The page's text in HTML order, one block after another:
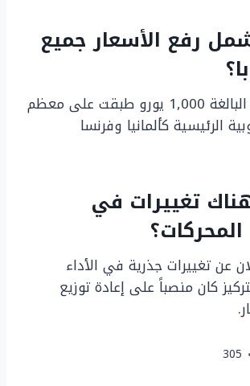
رفع الأسعار جميع
ج: نعم، الزيادة البالغة 1,000 يورو طبقت على معظم
الرئيسية كألمانيا وفرنسا
تغييرات في
عن تغييرات جذرية في الأداء
كان منصباً على إعادة توزيع
305